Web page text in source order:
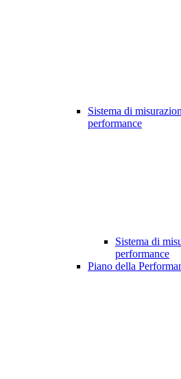
Sistema di
performance
Sistema di
performance
Piano della